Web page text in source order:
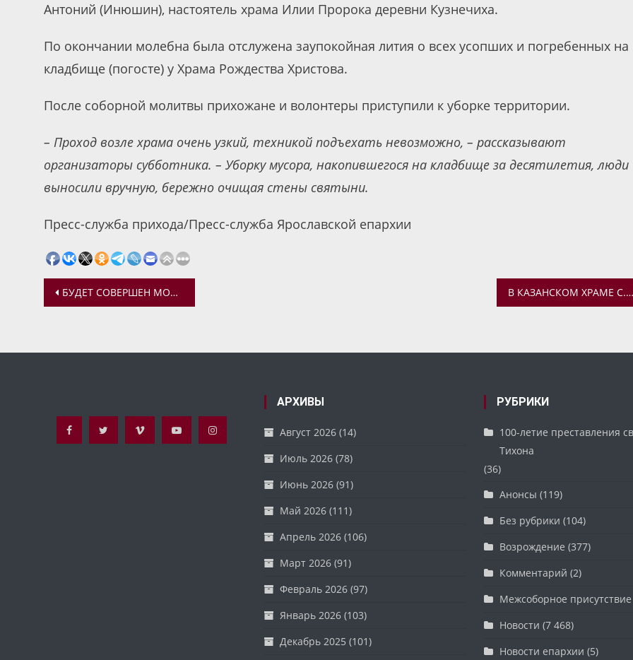
Антоний (Инюшин), настоятель храма Илии Пророка деревни Кузнечиха.
По окончании молебна была отслужена заупокойная лития о всех усопших и погребенных на
кладбище (погосте) у Храма Рождества Христова.
После соборной молитвы прихожане и волонтеры приступили к уборке территории.
– Проход возле храма очень узкий, техникой подъехать невозможно, – рассказывают
организаторы субботника. – Уборку мусора, накопившегося на кладбище за десятилетия, люди
выносили вручную, бережно очищая стены святыни.
Пресс-служба прихода/Пресс-служба Ярославской епархии
Навигация
записям
БУДЕТ СОВЕРШЕН МОЛЕБЕН ПЕРЕД ЧУДОТВОРНОЙ ЯРОСЛАВСКОЙ-ПЕЧЕРСКОЙ ИКОНОЙ БОЖИЕЙ МАТЕРИ В КАЗАНСКОМ ХРАМЕ С. КУРБА ПРОШЕЛ СУББОТНИК
АРХИВЫ
Август 2026(14)
Июль 2026(78)
Июнь 2026(91)
Май 2026(111)
Апрель 2026(106)
Март 2026(91)
Февраль 2026(97)
Январь 2026(103)
Декабрь 2025 (101)
РУБРИКИ
100-летие преставления
Тихона
(36)
Анонсы (119)
Без рубрики (104)
Возрождение (377)
Комментарий (2)
Межсоборное присутствие
Новости (7 468)
Новости епархии (5)